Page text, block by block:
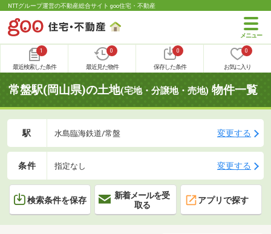
NTTグループ運営の不動産総合サイト goo住宅・不動産
1
最近検索した条件
0
最近見た物件
0
保存した条件
0
お気に入り
常盤駅(岡山県)の土地(宅地・分譲地・売地) 物件一覧
駅 水島臨海鉄道/常盤 変更する
条件 指定なし 変更する
検索条件を保存
新着メールを受
取る
アプリで探す